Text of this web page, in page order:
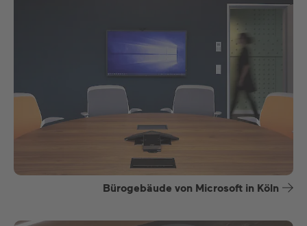
Bürogebäude von Microsoft in Köln